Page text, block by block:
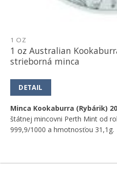
1 OZ
1 oz Australian
strieborná minca
DETAIL
Minca Kookaburra (Rybárik)
štátnej mincovni Perth Mint od
999,9/1000 a hmotnosťou 31,1g.